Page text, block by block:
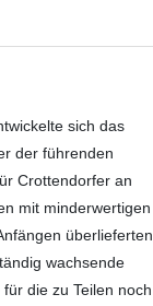
sich das
der führenden
Crottendorfer an
mit minderwertigen
überlieferten
wachsende
die zu Teilen noch